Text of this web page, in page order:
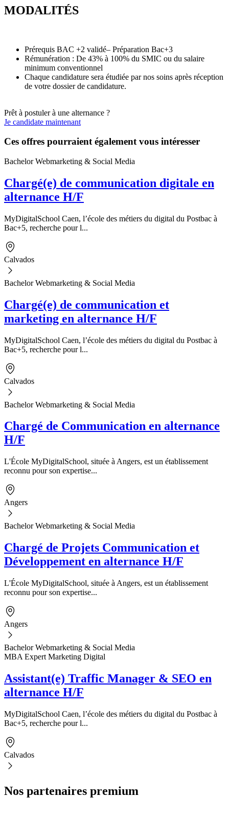
MODALITÉS
Prérequis BAC +2 validé– Préparation Bac+3
Rémunération : De 43% à 100% du SMIC ou du salaire
minimum conventionnel
Chaque candidature sera étudiée par nos soins après réception
de votre dossier de candidature.
Prêt à postuler à une alternance ?
Je candidate maintenant
Ces offres pourraient également vous intéresser
Bachelor Webmarketing & Social Media
Chargé(e) de communication digitale en
alternance H/F
MyDigitalSchool Caen, l’école des métiers du digital du Postbac à
Bac+5, recherche pour l...
Calvados
Bachelor Webmarketing & Social Media
Chargé(e) de communication et
marketing en alternance H/F
MyDigitalSchool Caen, l’école des métiers du digital du Postbac à
Bac+5, recherche pour l...
Calvados
Bachelor Webmarketing & Social Media
Chargé de Communication en alternance
H/F
L'École MyDigitalSchool, située à Angers, est un établissement
reconnu pour son expertise...
Angers
Bachelor Webmarketing & Social Media
Chargé de Projets Communication et
Développement en alternance H/F
L'École MyDigitalSchool, située à Angers, est un établissement
reconnu pour son expertise...
Angers
Bachelor Webmarketing & Social Media
MBA Expert Marketing Digital
Assistant(e) Traffic Manager & SEO en
alternance H/F
MyDigitalSchool Caen, l’école des métiers du digital du Postbac à
Bac+5, recherche pour l...
Calvados
Nos partenaires premium